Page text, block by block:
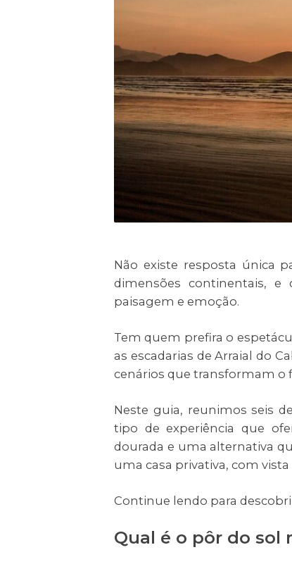
Não existe resposta única
dimensões continentais,
paisagem e emoção.
Tem quem prefira o
as escadarias de Arraial do
cenários que transformam o
Neste guia, reunimos seis
tipo de experiência que
dourada e uma alternativa
uma casa privativa, com
Continue lendo para
Qual é o pôr do sol